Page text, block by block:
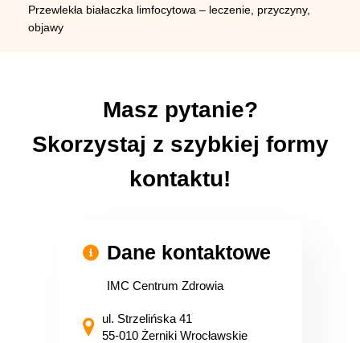
Przewlekła białaczka limfocytowa – leczenie, przyczyny,
objawy
Masz pytanie?
Skorzystaj z szybkiej formy
kontaktu!
Dane kontaktowe
IMC Centrum Zdrowia
ul. Strzelińska 41
55-010 Żerniki Wrocławskie